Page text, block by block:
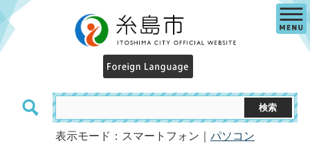
表示モード：スマートフォン｜ パソコン